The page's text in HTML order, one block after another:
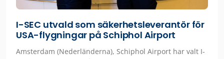
I-SEC utvald som säkerhetsleverantör för
USA-flygningar på Schiphol Airport
Amsterdam (Nederländerna), Schiphol Airport har valt I-